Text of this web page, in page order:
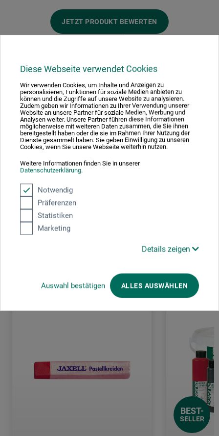
Diese Webseite verwendet Cookies
Wir verwenden Cookies, um Inhalte und Anzeigen zu
personalisieren, Funktionen für soziale Medien anbieten zu
können und die Zugriffe auf unsere Website zu analysieren.
Zudem geben wir Informationen zu Ihrer Verwendung unserer
Website an unsere Partner für soziale Medien, Werbung und
Analysen weiter. Unsere Partner führen diese Informationen
möglicherweise mit weiteren Daten zusammen, die Sie ihnen
bereitgestellt haben oder die sie im Rahmen Ihrer Nutzung der
Dienste gesammelt haben. Sie geben Einwilligung zu unseren
Cookies, wenn Sie unsere Webseite weiterhin nutzen.
Weitere Informationen finden Sie in unserer
Datenschutzerklärung.
Notwendig
Präferenzen
Statistiken
Marketing
Details zeigen
Auswahl bestätigen ALLES AUSWÄHLEN
JETZT PRODUKT BEWERTEN
Hersteller-Kontakt
Hier finden Sie die Kontaktdaten des Herstellers zu
diesem Produkt.
Clairefontaine Rhodia
RD 52
68490 Ottmarsheim
FR
info@clairefontaine.com
Kunden kauften auch
BEST-
SELLER